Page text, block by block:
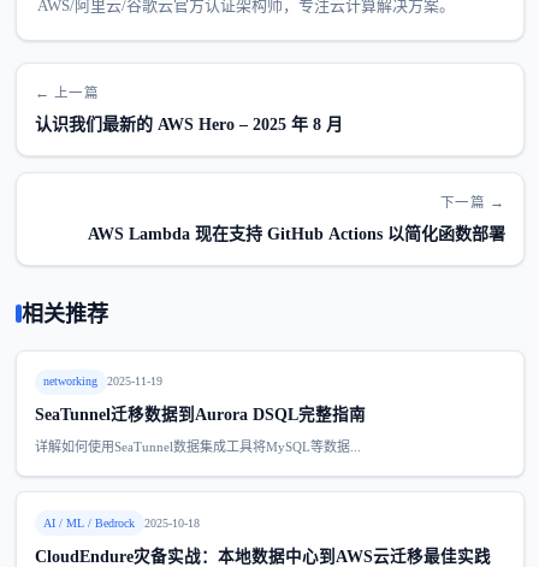
AWS/阿里云/谷歌云官方认证架构师，专注云计算解决方案。
← 上一篇
认识我们最新的 AWS Hero – 2025 年 8 月
下一篇 →
AWS Lambda 现在支持 GitHub Actions 以简化函数部署
相关推荐
networking 2025-11-19
SeaTunnel迁移数据到Aurora DSQL完整指南
详解如何使用SeaTunnel数据集成工具将MySQL等数据...
AI / ML / Bedrock 2025-10-18
CloudEndure灾备实战：本地数据中心到AWS云迁移最佳实践